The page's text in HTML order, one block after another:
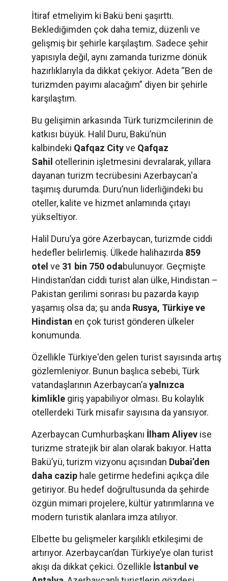
İtiraf etmeliyim ki Bakü beni şaşırttı.
Beklediğimden çok daha temiz, düzenli ve
gelişmiş bir şehirle karşılaştım. Sadece şehir
yapısıyla değil, aynı zamanda turizme dönük
hazırlıklarıyla da dikkat çekiyor. Adeta “Ben de
turizmden payımı alacağım” diyen bir şehirle
karşılaştım.
Bu gelişimin arkasında Türk turizmcilerinin de
katkısı büyük. Halil Duru, Bakü’nün
kalbindeki Qafqaz Cityve Qafqaz
Sahil otellerinin işletmesini devralarak, yıllara
dayanan turizm tecrübesini Azerbaycan'a
taşımış durumda. Duru’nun liderliğindeki bu
oteller, kalite ve hizmet anlamında çıtayı
yükseltiyor.
Halil Duru’ya göre Azerbaycan, turizmde ciddi
hedefler belirlemiş. Ülkede halihazırda 859
otel ve 31 bin 750 odabulunuyor. Geçmişte
Hindistan’dan ciddi turist alan ülke, Hindistan –
Pakistan gerilimi sonrası bu pazarda kayıp
yaşamış olsa da; şu anda Rusya, Türkiye ve
Hindistan en çok turist gönderen ülkeler
konumunda.
Özellikle Türkiye'den gelen turist sayısında artış
gözlemleniyor. Bunun başlıca sebebi, Türk
vatandaşlarının Azerbaycan’ayalnızca
kimlikle giriş yapabiliyor olması. Bu kolaylık
otellerdeki Türk misafir sayısına da yansıyor.
Azerbaycan Cumhurbaşkanı İlham Aliyev ise
turizme stratejik bir alan olarak bakıyor. Hatta
Bakü’yü, turizm vizyonu açısından Dubai’den
daha cazip hale getirme hedefini açıkça dile
getiriyor. Bu hedef doğrultusunda da şehirde
özgün mimari projelere, kültür yatırımlarına ve
modern turistik alanlara imza atılıyor.
Elbette bu gelişmeler karşılıklı etkileşimi de
artırıyor. Azerbaycan’dan Türkiye’ye olan turist
akışı da dikkat çekici. Özellikle İstanbul ve